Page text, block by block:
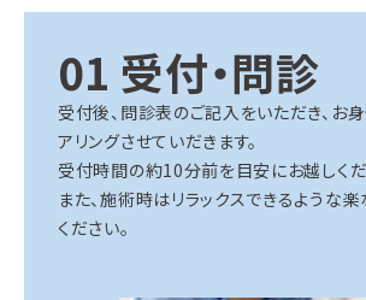
01 受付・問診
受付後、問診表のご記入をいただき、お
アリングさせていだきます。
受付時間の約10分前を目安にお越しくだ
また、施術時はリラックスできるような
ください。